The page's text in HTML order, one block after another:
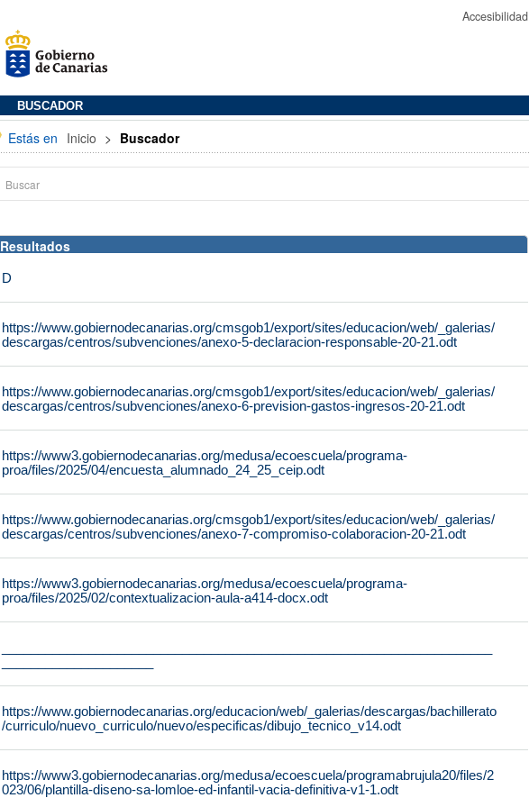
Accesibilidad
BUSCADOR
Estás en Inicio > Buscador
Resultados
D
https://www.gobiernodecanarias.org/cmsgob1/export/sites/educacion/web/_galerias/
descargas/centros/subvenciones/anexo-5-declaracion-responsable-20-21.odt
https://www.gobiernodecanarias.org/cmsgob1/export/sites/educacion/web/_galerias/
descargas/centros/subvenciones/anexo-6-prevision-gastos-ingresos-20-21.odt
https://www3.gobiernodecanarias.org/medusa/ecoescuela/programa-
proa/files/2025/04/encuesta_alumnado_24_25_ceip.odt
https://www.gobiernodecanarias.org/cmsgob1/export/sites/educacion/web/_galerias/
descargas/centros/subvenciones/anexo-7-compromiso-colaboracion-20-21.odt
https://www3.gobiernodecanarias.org/medusa/ecoescuela/programa-
proa/files/2025/02/contextualizacion-aula-a414-docx.odt
https://www.gobiernodecanarias.org/educacion/web/_galerias/descargas/bachillerato
/curriculo/nuevo_curriculo/nuevo/especificas/dibujo_tecnico_v14.odt
https://www3.gobiernodecanarias.org/medusa/ecoescuela/programabrujula20/files/2
023/06/plantilla-diseno-sa-lomloe-ed-infantil-vacia-definitiva-v1-1.odt